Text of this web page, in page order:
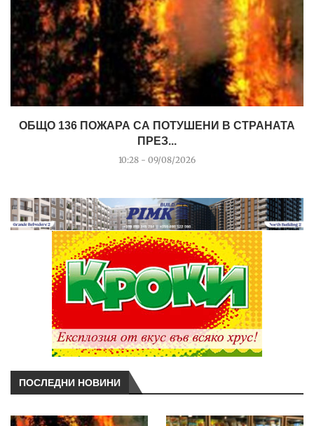
ОБЩО 136 ПОЖАРА СА ПОТУШЕНИ В СТРАНАТА
ПРЕЗ...
10:28 - 09/08/2026
ПОСЛЕДНИ НОВИНИ